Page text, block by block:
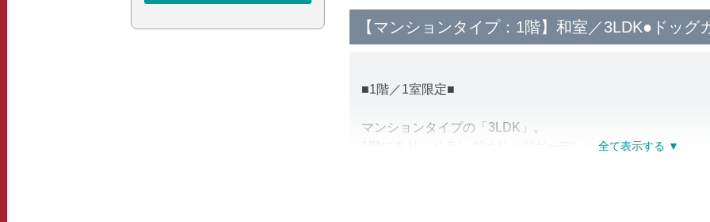
【マンションタイプ：1階】和室／3LDK●ドッグ
■1階／1室限定■
マンションタイプの「3LDK」。
1階にあり、ベランダはドッグガーデンへ直結。